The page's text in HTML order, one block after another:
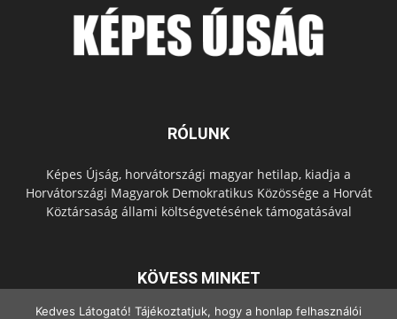
RÓLUNK
Képes Újság, horvátországi magyar hetilap, kiadja a
Horvátországi Magyarok Demokratikus Közössége a Horvát
Köztársaság állami költségvetésének támogatásával
KÖVESS MINKET
Kedves Látogató! Tájékoztatjuk, hogy a honlap felhasználói